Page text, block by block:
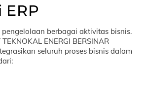
ERP
pengelolaan berbagai aktivitas bisnis.
ENERGI BERSINAR
seluruh proses bisnis dalam